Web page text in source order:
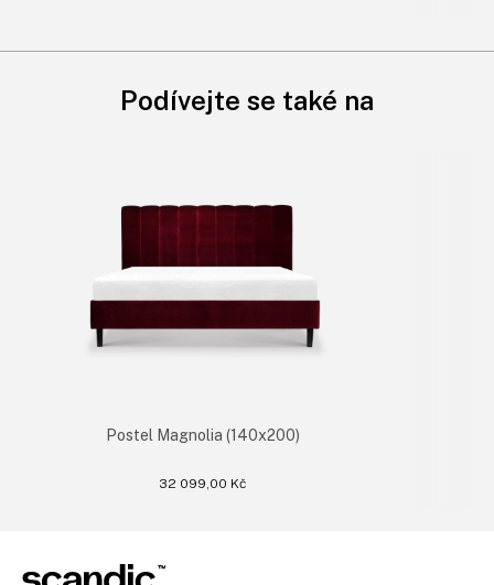
Podívejte se také na
Postel Magnolia (140x200)
32 099,00 Kč